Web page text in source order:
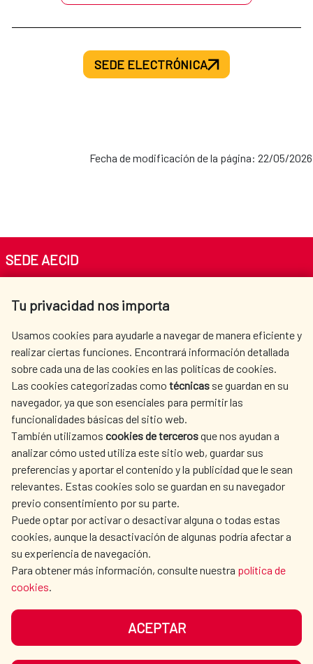
SEDE ELECTRÓNICA
Fecha de modificación de la página: 22/05/2026
Tu privacidad nos importa
Usamos cookies para ayudarle a navegar de manera eficiente y
realizar ciertas funciones. Encontrará información detallada
sobre cada una de las cookies en las políticas de cookies.
Las cookies categorizadas como técnicas se guardan en su
navegador, ya que son esenciales para permitir las
funcionalidades básicas del sitio web.
También utilizamos cookies de tercerosque nos ayudan a
analizar cómo usted utiliza este sitio web, guardar sus
preferencias y aportar el contenido y la publicidad que le sean
relevantes. Estas cookies solo se guardan en su navegador
previo consentimiento por su parte.
Puede optar por activar o desactivar alguna o todas estas
cookies, aunque la desactivación de algunas podría afectar a
su experiencia de navegación.
Para obtener más información, consulte nuestra política de
cookies.
ACEPTAR
SEDE AECID
Tel. +34 900 20 30 54​​​​​​​
AECID
WHERE DO WE COOPERATE?
SPANISH HUMANITARIAN
ACTION
PRESS ROOM
CULTURE AND SCIENCE LIBRARY
OUR SOCIAL MEDIA
DATA PROTECTION